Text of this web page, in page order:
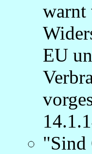
warnt
EU
"Sind